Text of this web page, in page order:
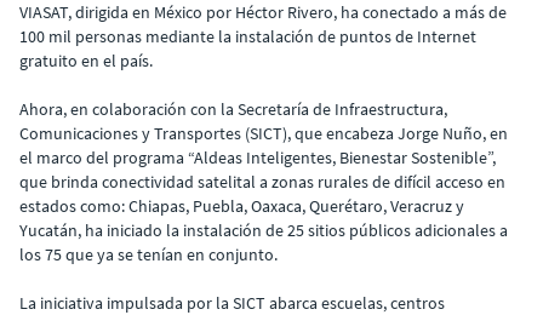
VIASAT, dirigida en México por Héctor Rivero, ha conectado a más de
100 mil personas mediante la instalación de puntos de Internet
gratuito en el país.
Ahora, en colaboración con la Secretaría de Infraestructura,
Comunicaciones y Transportes (SICT), que encabeza Jorge Nuño, en
el marco del programa “Aldeas Inteligentes, Bienestar Sostenible”,
que brinda conectividad satelital a zonas rurales de difícil acceso en
estados como: Chiapas, Puebla, Oaxaca, Querétaro, Veracruz y
Yucatán, ha iniciado la instalación de 25 sitios públicos adicionales a
los 75 que ya se tenían en conjunto.
La iniciativa impulsada por la SICT abarca escuelas, centros